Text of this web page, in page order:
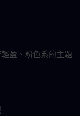
輕盈、粉色系的主題